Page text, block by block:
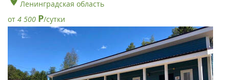
Ленинградская область
от 4 500 Р/сутки